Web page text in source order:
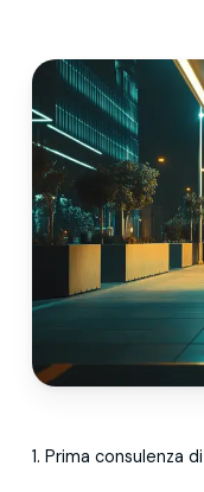
1. Prima consulenza